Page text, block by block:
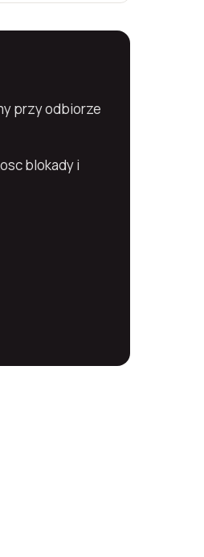
przy odbiorze
blokady i